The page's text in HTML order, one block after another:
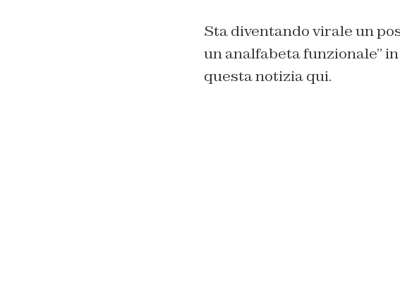
Sta diventando virale un
un analfabeta funzionale”
questa notizia qui.